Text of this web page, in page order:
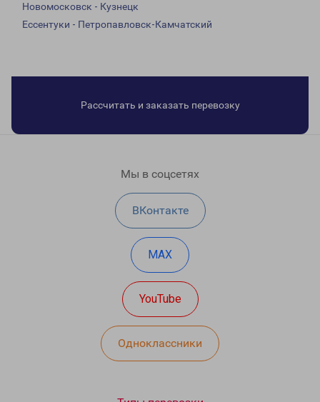
Новомосковск - Кузнецк
Ессентуки - Петропавловск-Камчатский
Рассчитать и заказать перевозку
Мы в соцсетях
ВКонтакте
MAX
YouTube
Одноклассники